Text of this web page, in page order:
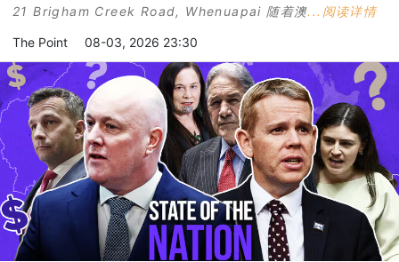
21 Brigham Creek Road, Whenuapai 随着澳...阅读详情
The Point 08-03, 2026 23:30